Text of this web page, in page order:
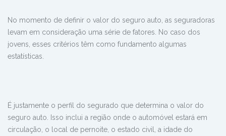
No momento de definir o valor do seguro auto, as seguradoras
levam em consideração uma série de fatores. No caso dos
jovens, esses critérios têm como fundamento algumas
estatísticas.
É justamente o perfil do segurado que determina o valor do
seguro auto. Isso inclui a região onde o automóvel estará em
circulação, o local de pernoite, o estado civil, a idade do